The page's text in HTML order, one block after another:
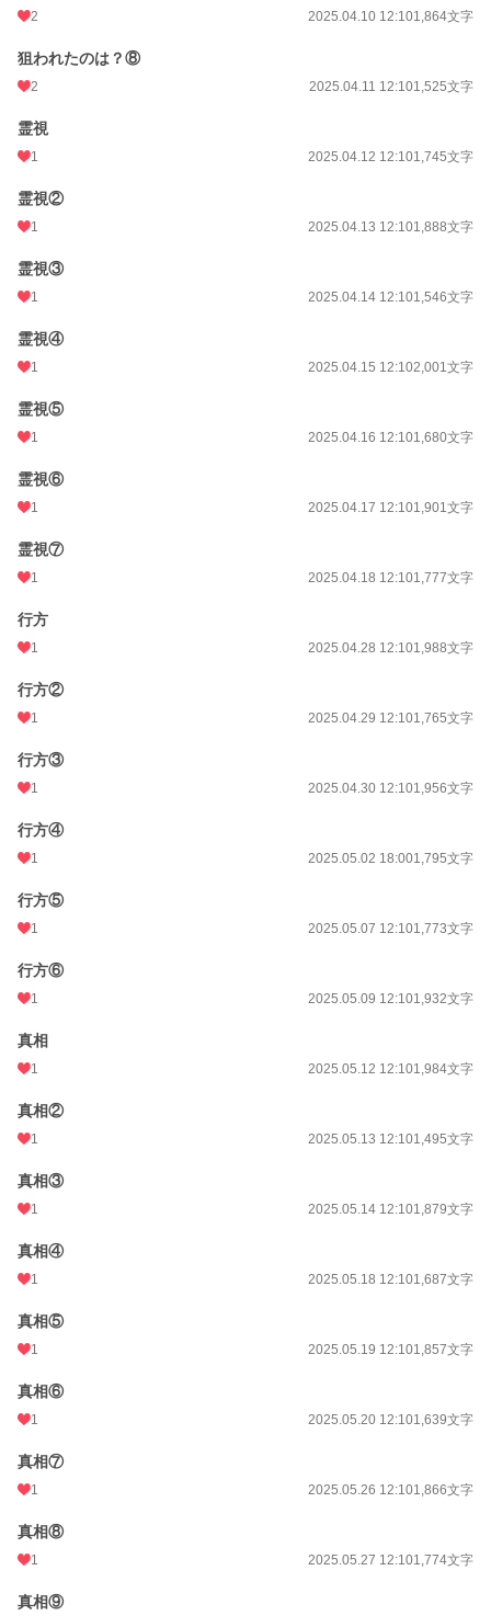
2 2025.04.10 12:101,864文字
狙われたのは？⑧
2 2025.04.11 12:101,525文字
霊視
1 2025.04.12 12:101,745文字
霊視②
1 2025.04.13 12:101,888文字
霊視③
1 2025.04.14 12:101,546文字
霊視④
1 2025.04.15 12:102,001文字
霊視⑤
1 2025.04.16 12:101,680文字
霊視⑥
1 2025.04.17 12:101,901文字
霊視⑦
1 2025.04.18 12:101,777文字
行方
1 2025.04.28 12:101,988文字
行方②
1 2025.04.29 12:101,765文字
行方③
1 2025.04.30 12:101,956文字
行方④
1 2025.05.02 18:001,795文字
行方⑤
1 2025.05.07 12:101,773文字
行方⑥
1 2025.05.09 12:101,932文字
真相
1 2025.05.12 12:101,984文字
真相②
1 2025.05.13 12:101,495文字
真相③
1 2025.05.14 12:101,879文字
真相④
1 2025.05.18 12:101,687文字
真相⑤
1 2025.05.19 12:101,857文字
真相⑥
1 2025.05.20 12:101,639文字
真相⑦
1 2025.05.26 12:101,866文字
真相⑧
1 2025.05.27 12:101,774文字
真相⑨